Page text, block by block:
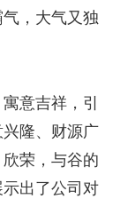
，大气又独
意吉祥，引
隆、财源广
荣，与谷的
出了公司对